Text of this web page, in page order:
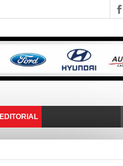
EDITORIAL
DE VICTOR NAFIRU